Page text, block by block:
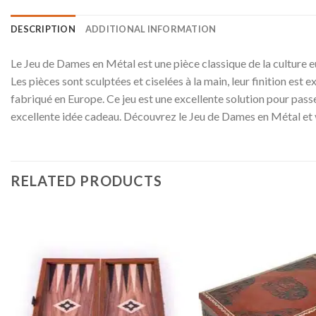
DESCRIPTION ADDITIONAL INFORMATION
Le Jeu de Dames en Métal est une pièce classique de la
Les pièces sont sculptées et ciselées à la main, leur finition est
fabriqué en Europe. Ce jeu est une excellente solution pour
excellente idée cadeau. Découvrez le Jeu de Dames en Métal
RELATED PRODUCTS